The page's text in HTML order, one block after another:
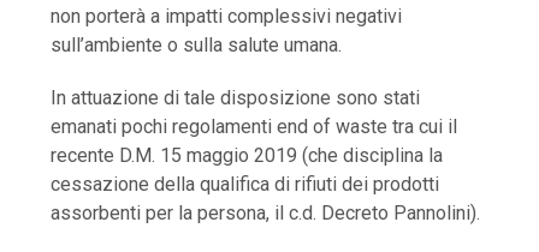
non porterà a impatti complessivi negativi
sull’ambiente o sulla salute umana.
In attuazione di tale disposizione sono stati
emanati pochi regolamenti end of waste tra cui il
recente D.M. 15 maggio 2019 (che disciplina la
cessazione della qualifica di rifiuti dei prodotti
assorbenti per la persona, il c.d. Decreto Pannolini).